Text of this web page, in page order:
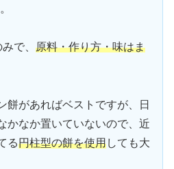
で、 原料・作り方・味はま
餅があればベストですが、日
かなか置いていないので、近
る円柱型の餅を使用しても大